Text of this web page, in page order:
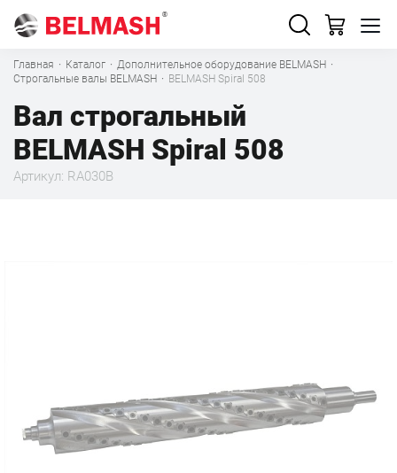
Главная · Каталог · Дополнительное оборудование BELMASH ·
Строгальные валы BELMASH · BELMASH Spiral 508
Вал строгальный
BELMASH Spiral 508
Артикул: RA030B